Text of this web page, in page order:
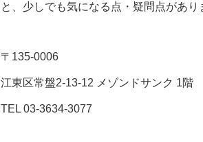
と、少しでも気になる点・疑問点があ
〒135-0006
江東区常盤2-13-12 メゾンドサンク 1階
TEL 03-3634-3077